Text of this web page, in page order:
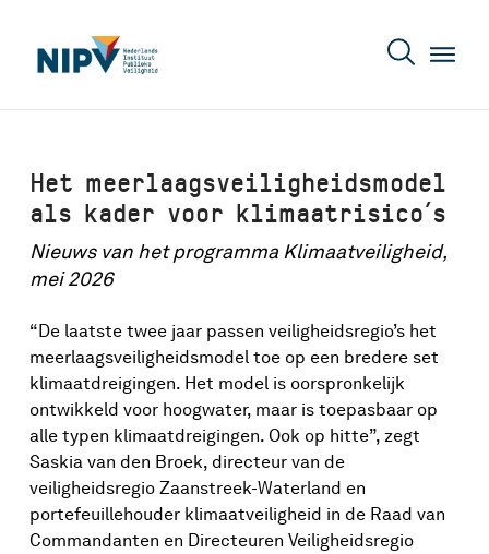
Het meerlaagsveiligheidsmodel
als kader voor klimaatrisico’s
Nieuws van het programma Klimaatveiligheid,
mei 2026
“De laatste twee jaar passen veiligheidsregio’s het
meerlaagsveiligheidsmodel toe op een bredere set
klimaatdreigingen. Het model is oorspronkelijk
ontwikkeld voor hoogwater, maar is toepasbaar op
alle typen klimaatdreigingen. Ook op hitte”, zegt
Saskia van den Broek, directeur van de
veiligheidsregio Zaanstreek-Waterland en
portefeuillehouder klimaatveiligheid in de Raad van
Commandanten en Directeuren Veiligheidsregio